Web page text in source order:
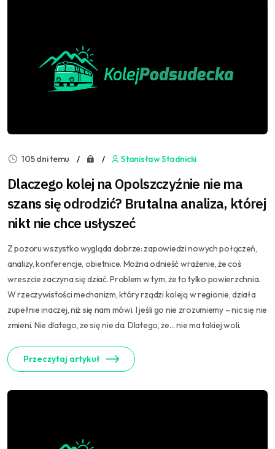
105 dni temu Stanisław Stadnicki
Dlaczego kolej na Opolszczyźnie nie ma
szans się odrodzić? Brutalna analiza, której
nikt nie chce usłyszeć
Z pozoru wszystko wygląda dobrze: zapowiedzi nowych połączeń,
analizy, konferencje, obietnice. Można odnieść wrażenie, że coś
wreszcie zaczyna się dziać. Problem w tym, że to tylko powierzchnia.
W rzeczywistości mechanizm, który rządzi koleją w regionie, działa
zupełnie inaczej, niż się nam mówi. I jeśli go nie zrozumiemy – nic się nie
zmieni. Nie dlatego, że się nie da. Dlatego, że… nie ma takiej woli.
Przeczytaj artykuł